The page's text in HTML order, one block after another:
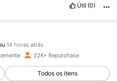
Útil (0)
navegar
22K+ Repurchase
Todos os itens